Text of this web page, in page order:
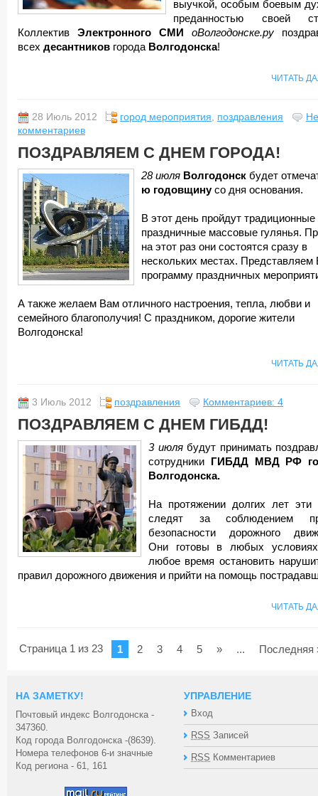
выучкой, особым боевым
преданностью своей
Коллектив Электронного СМИ оВолгодонске.ру
всех десантников города Волгодонска!
ЧИТАТЬ
28 Июль 2012 город мероприятия, поздравления
комментариев
ПОЗДРАВЛЯЕМ С ДНЕМ ГОРОДА!
28 июля Волгодонск будет
ю годовщинусо дня основания.
В этот день пройдут традиционные
праздничные массовые гулянья.
на этот раз они состоятся сразу в
нескольких местах. Представляем
программу праздничных
А также желаем Вам отличного настроения, тепла, любви и
семейного благополучия! С праздником, дорогие жители
Волгодонска!
ЧИТАТЬ
3 Июль 2012 поздравления Комментариев: 4
ПОЗДРАВЛЯЕМ С ДНЕМ ГИБДД!
3 июлябудут принимать
сотрудники
ГИБДД МВД РФ
Волгодонска.
На протяжении долгих лет эти
следят за соблюдением
безопасности дорожного
Они готовы в любых
любое время остановить
правил дорожного движения и прийти на помощь
ЧИТАТЬ
Страница 1 из 23 1 2 3 4 5 » ... Последняя
НА ЗАМЕТКУ!
Почтовый индекс Волгодонска -
347360.
Код города Волгодонска -(8639).
Номера телефонов 6-и значные
Код региона - 61, 161
УПРАВЛЕНИЕ
Вход
RSS Записей
RSS Комментариев